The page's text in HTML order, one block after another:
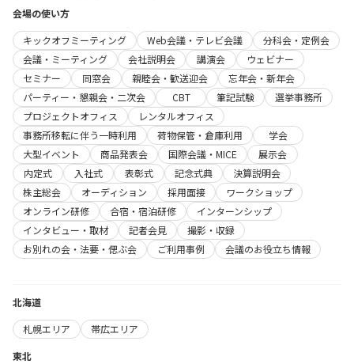
会場の使い方
キックオフミーティング
Web会議・テレビ会議
分科会・定例会
会議・ミーティング
会社説明会 講演会
ウェビナー
セミナー
同窓会 親睦会・歓送迎会
忘年会・新年会
パーティー・懇親会・二次会
CBT 筆記試験
選挙事務所
プロジェクトオフィス
レンタルオフィス
事務所移転に伴う一時利用
荷物保管・倉庫利用
学会
大型イベント
商品発表会 国際会議・MICE
展示会
内定式
入社式 表彰式 記念式典
決算説明会
株主総会
オーディション 採用面接
ワークショップ
オンライン研修
合宿・宿泊研修
インターンシップ
インタビュー・取材
記者会見
撮影・収録
お別れの会・法要・偲ぶ会
ご利用事例 会議のお役立ち情報
北海道
札幌エリア
帯広エリア
東北